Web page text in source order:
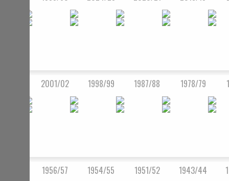
2001/02 1998/99 1987/88 1978/79
1956/57 1954/55 1951/52 1943/44